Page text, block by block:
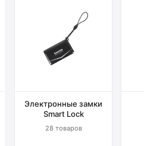
Электронные замки
Smart Lock
28 товаров